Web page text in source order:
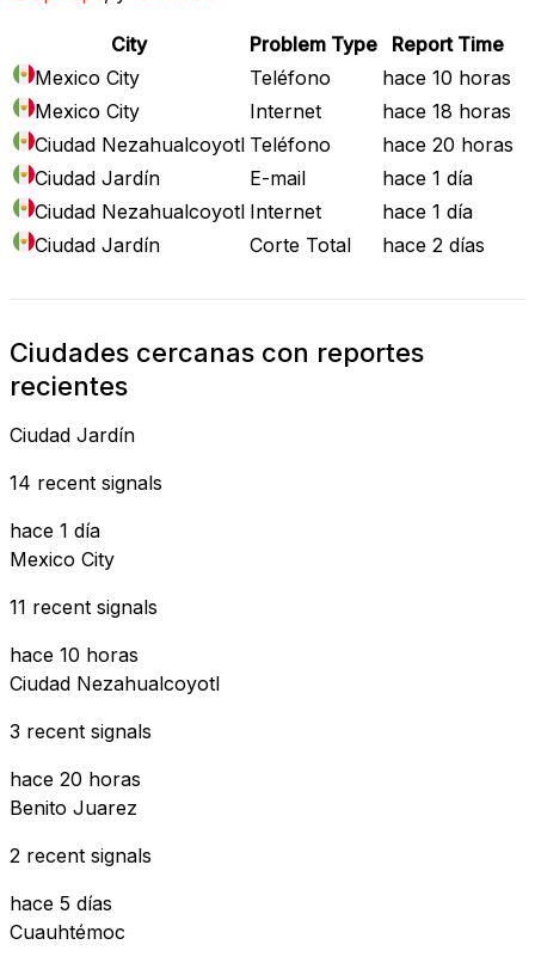
City Problem Type
Report Time
Mexico City
Teléfono
hace 10 horas
Mexico City
Internet
hace 18 horas
Ciudad Nezahualcoyotl Teléfono
hace 20 horas
Ciudad Jardín
E-mail
hace 1 día
Ciudad Nezahualcoyotl Internet
hace 1 día
Ciudad Jardín
Corte Total hace 2 días
Ciudades cercanas con reportes
recientes
Ciudad Jardín
14 recent signals
hace 1 día
Mexico City
11 recent signals
hace 10 horas
Ciudad Nezahualcoyotl
3 recent signals
hace 20 horas
Benito Juarez
2 recent signals
hace 5 días
Cuauhtémoc